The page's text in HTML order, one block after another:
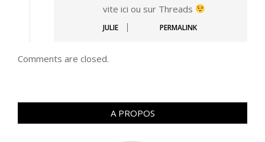
vite ici ou sur Threads
JULIE PERMALINK
Comments are closed.
A PROPOS